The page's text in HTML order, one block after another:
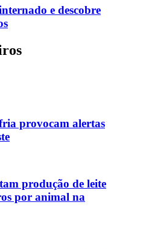
e descobre
provocam alertas
produção de leite
por animal na